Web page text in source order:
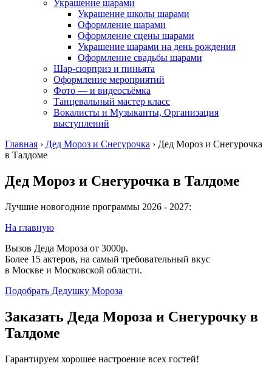
Украшение шарами
Украшение школы шарами
Оформление шарами
Оформление сцены шарами
Украшение шарами на день рождения
Оформление свадьбы шарами
Шар-сюрприз и пиньята
Оформление мероприятий
Фото — и видеосъёмка
Танцевальный мастер класс
Вокалисты и Музыканты, Организация
выступлений
Главная › Дед Мороз и Снегурочка › Дед Мороз и Снегурочка
в Талдоме
Дед Мороз и Снегурочка в Талдоме
Лучшие новогодние программы 2026 - 2027:
На главную
Вызов Деда Мороза от 3000р.
Более 15 актеров, на самый требовательный вкус
в Москве и Московской области.
Подобрать Дедушку Мороза
Заказать Деда Мороза и Снегурочку в
Талдоме
Гарантируем хорошее настроение всех гостей!